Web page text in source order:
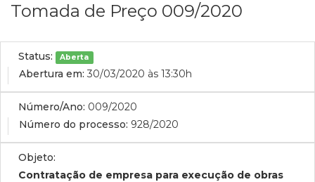
Tomada de Preço 009/2020
Status: Aberta
Abertura em: 30/03/2020 às 13:30h
Número/Ano: 009/2020
Número do processo: 928/2020
Objeto:
Contratação de empresa para execução de obras